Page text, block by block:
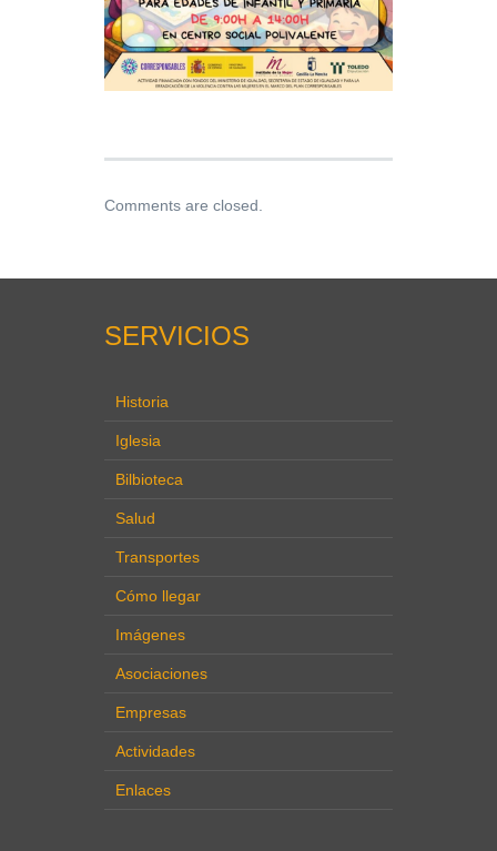
Comments are closed.
SERVICIOS
Historia
Iglesia
Bilbioteca
Salud
Transportes
Cómo llegar
Imágenes
Asociaciones
Empresas
Actividades
Enlaces